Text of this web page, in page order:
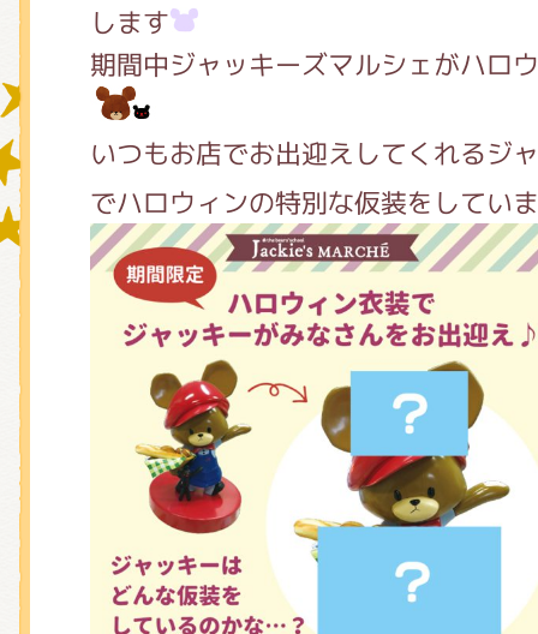
します
期間中ジャッキーズマルシェがハロ
いつもお店でお出迎えしてくれるジ
でハロウィンの特別な仮装をしてい
ミュージカル・コンサート
おたのしみコンテンツ(クイズ・
チア ジャッキーズ！
くまのがっこう しょくいんしつ
くまのがっこう 家庭科部